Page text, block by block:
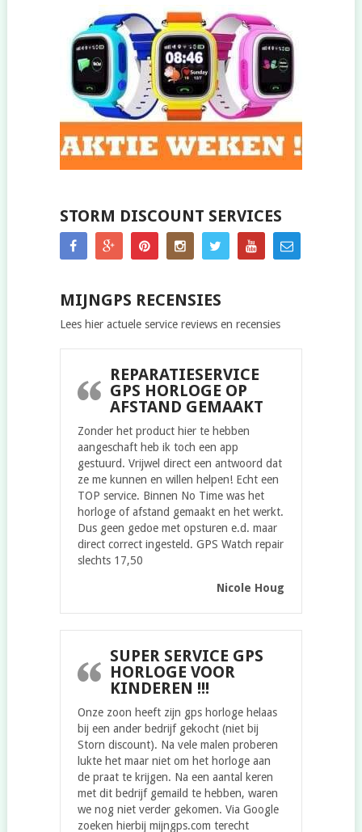
STORM DISCOUNT SERVICES
MIJNGPS RECENSIES
Lees hier actuele service reviews en recensies
REPARATIESERVICE
GPS HORLOGE OP
AFSTAND GEMAAKT
Zonder het product hier te hebben
aangeschaft heb ik toch een app
gestuurd. Vrijwel direct een antwoord dat
ze me kunnen en willen helpen! Echt een
TOP service. Binnen No Time was het
horloge of afstand gemaakt en het werkt.
Dus geen gedoe met opsturen e.d. maar
direct correct ingesteld. GPS Watch repair
slechts 17,50
Nicole Houg
SUPER SERVICE GPS
HORLOGE VOOR
KINDEREN !!!
Onze zoon heeft zijn gps horloge helaas
bij een ander bedrijf gekocht (niet bij
Storn discount). Na vele malen proberen
lukte het maar niet om het horloge aan
de praat te krijgen. Na een aantal keren
met dit bedrijf gemaild te hebben, waren
we nog niet verder gekomen. Via Google
zoeken hierbij mijngps.com terecht